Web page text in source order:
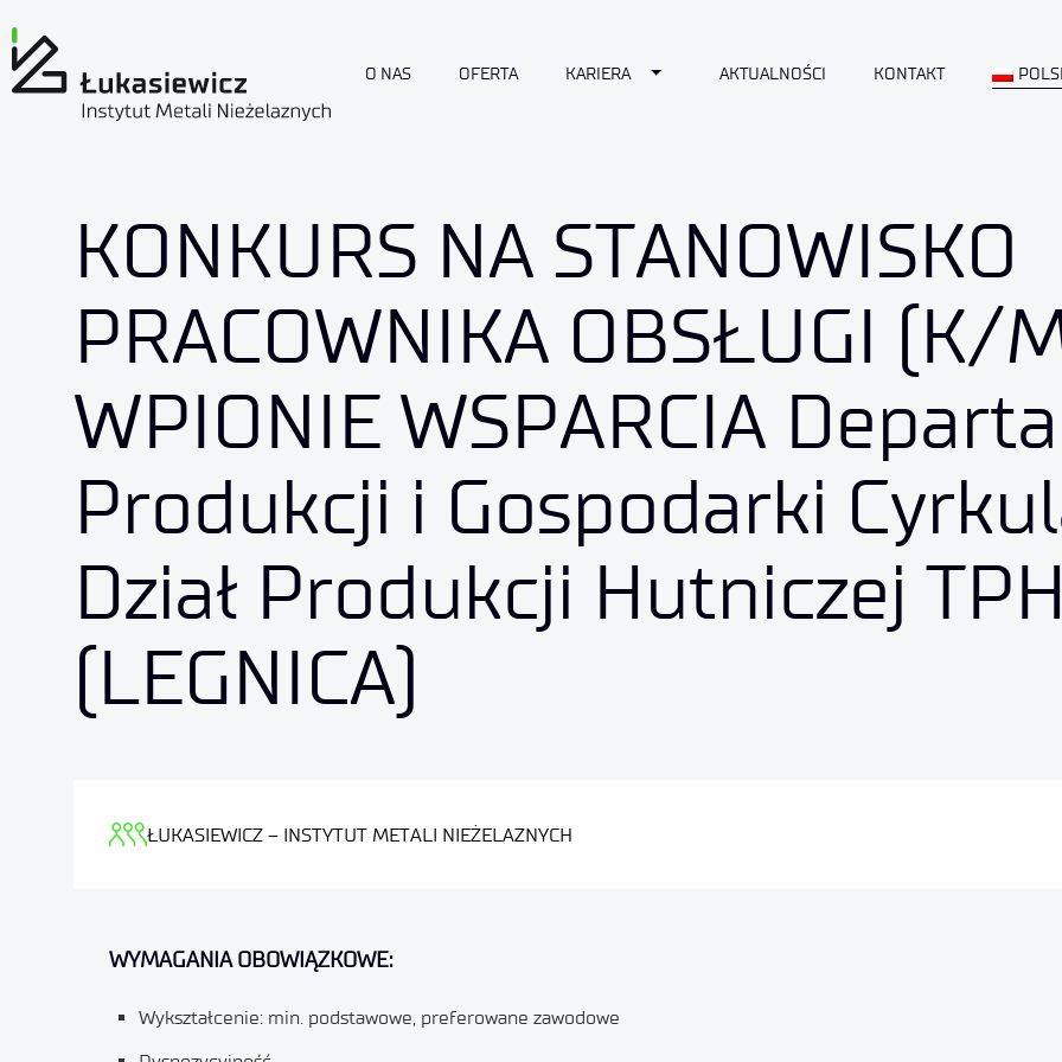
O NAS OFERTA KARIERA Toggle Dropdown
AKTUALNOŚCI KONTAKT
KONKURS NA STANOWISKO
PRACOWNIKA OBSŁUGI (K/
WPIONIE WSPARCIA
Produkcji i Gospodarki
Dział Produkcji Hutniczej
(LEGNICA)
ŁUKASIEWICZ – INSTYTUT METALI NIEŻELAZNYCH
WYMAGANIA OBOWIĄZKOWE:
Wykształcenie: min. podstawowe, preferowane zawodowe